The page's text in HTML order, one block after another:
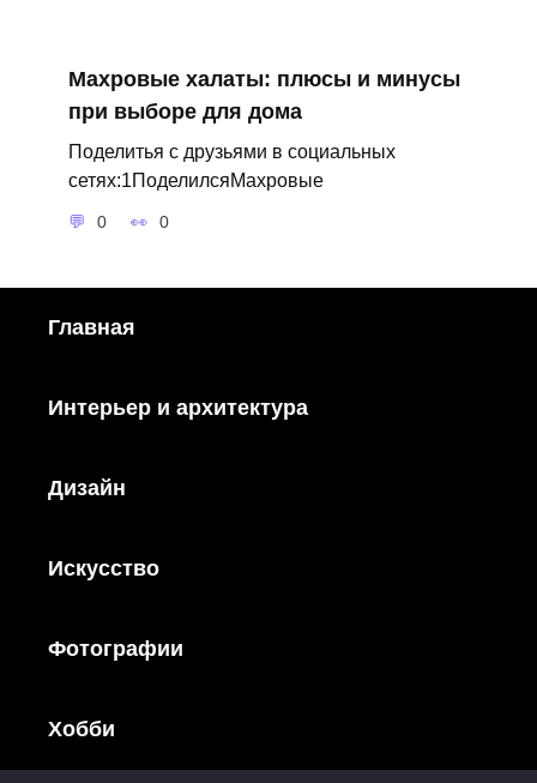
Махровые халаты: плюсы и минусы
при выборе для дома
Поделитья с друзьями в социальных
сетях:1ПоделилсяМахровые
0 0
Главная
Интерьер и архитектура
Дизайн
Искусство
Фотографии
Хобби